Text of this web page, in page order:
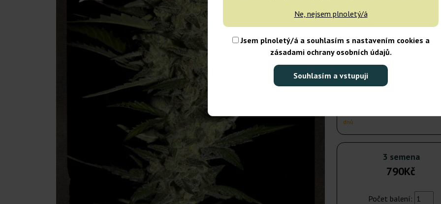
Ne, nejsem plnoletý/á
Jsem plnoletý/á a souhlasím s nastavením cookies a
zásadami ochrany osobních údajů.
Souhlasím a vstupuji
5 semen
Odeslání do 3-7
dnů
1
dnů
1
3 semena
790Kč
Počet balení: